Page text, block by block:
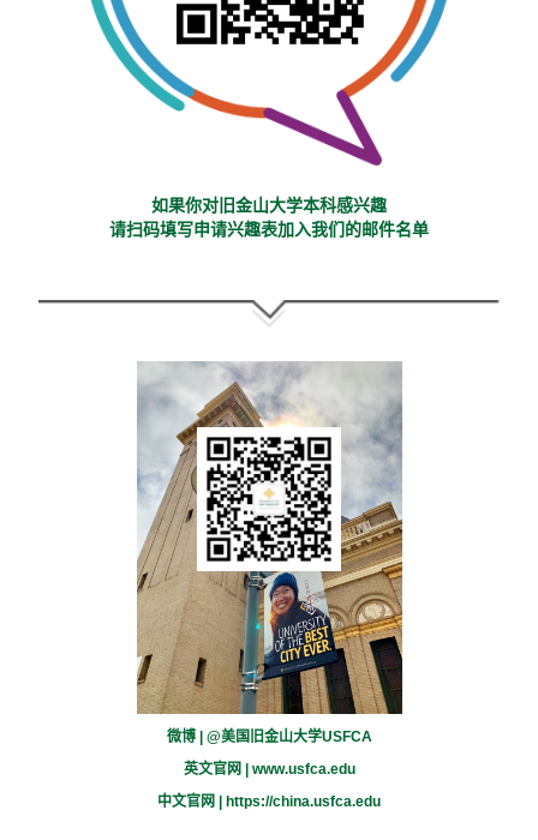
如果你对旧金山大学本科感兴趣
请扫码填写申请兴趣表加入我们的邮件名单
微博 | @美国旧金山大学USFCA
英文官网 | www.usfca.edu
中文官网 |
https://china.usfca.edu